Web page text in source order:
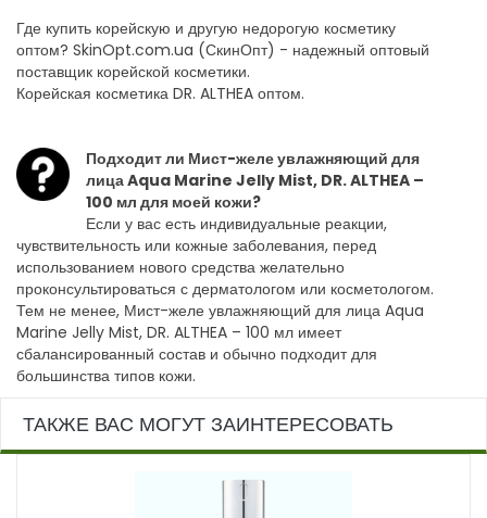
Где купить корейскую и другую недорогую косметику
оптом? SkinOpt.com.ua (СкинОпт) - надежный оптовый
поставщик корейской косметики.
Корейская косметика DR. ALTHEA оптом.
Подходит ли Мист-желе увлажняющий для
лица Aqua Marine Jelly Mist, DR. ALTHEA –
100 мл для моей кожи?
Если у вас есть индивидуальные реакции,
чувствительность или кожные заболевания, перед
использованием нового средства желательно
проконсультироваться с дерматологом или косметологом.
Тем не менее, Мист-желе увлажняющий для лица Aqua
Marine Jelly Mist, DR. ALTHEA – 100 мл имеет
сбалансированный состав и обычно подходит для
большинства типов кожи.
ТАКЖЕ ВАС МОГУТ ЗАИНТЕРЕСОВАТЬ